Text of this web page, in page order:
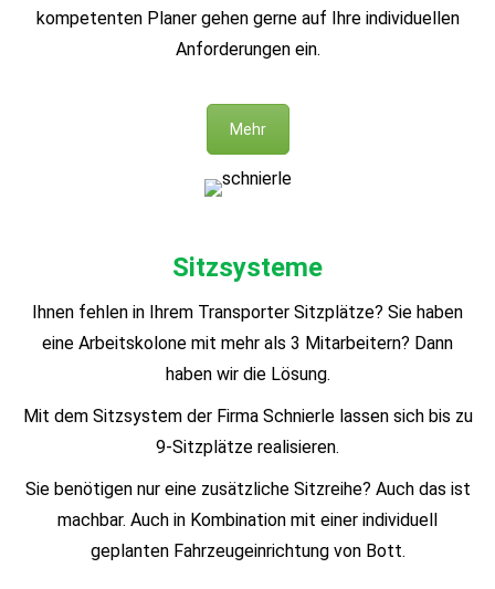
kompetenten Planer gehen gerne auf Ihre individuellen
Anforderungen ein.
Mehr
Sitzsysteme
Ihnen fehlen in Ihrem Transporter Sitzplätze? Sie haben
eine Arbeitskolone mit mehr als 3 Mitarbeitern? Dann
haben wir die Lösung.
Mit dem Sitzsystem der Firma Schnierle lassen sich bis zu
9-Sitzplätze realisieren.
Sie benötigen nur eine zusätzliche Sitzreihe? Auch das ist
machbar. Auch in Kombination mit einer individuell
geplanten Fahrzeugeinrichtung von Bott.